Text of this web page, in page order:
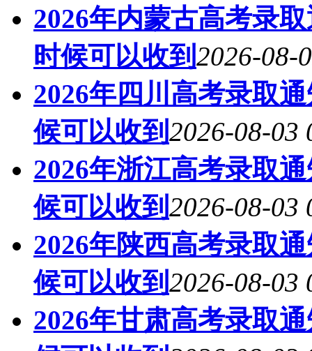
2026年内蒙古高考录
时候可以收到 2026-08-
2026年四川高考录取
候可以收到 2026-08-03
2026年浙江高考录取
候可以收到 2026-08-03
2026年陕西高考录取
候可以收到 2026-08-03
2026年甘肃高考录取